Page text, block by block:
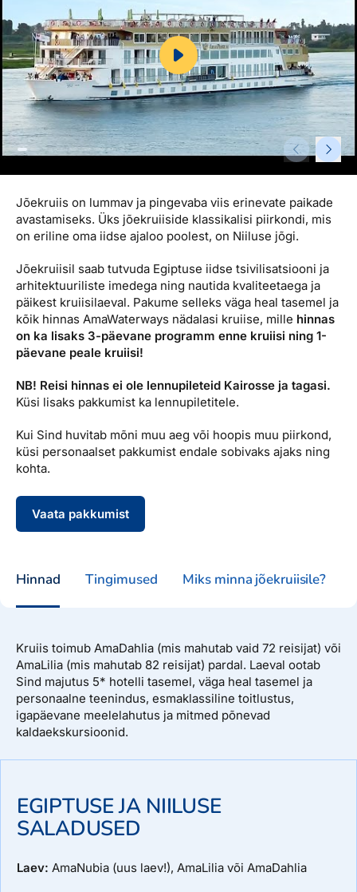
Reisitarvete e-pood
Airalo eSIM
Reisija meelespea
Kuldkaart
Platinum Club
Püsisoodustused
Boonuspunktid
Meist
Ettevõttest, kontaktid, reisikonsultandi teenus, tule
tööle, uudised...
Ettevõttest
Kontaktid
Reisikonsultandi teenus
Uudised
Jõekruiis on lummav ja pingevaba viis erinevate paikade
avastamiseks. Üks jõekruiiside klassikalisi piirkondi, mis
on eriline oma iidse ajaloo poolest, on Niiluse jõgi.
Jõekruiisil saab tutvuda Egiptuse iidse tsivilisatsiooni ja
arhitektuuriliste imedega ning nautida kvaliteetaega ja
päikest kruiisilaeval. Pakume selleks väga heal tasemel ja
kõik hinnas AmaWaterways nädalasi kruiise, mille hinnas
on ka lisaks 3-päevane programm enne kruiisi ning 1-
päevane peale kruiisi!
NB! Reisi hinnas ei ole lennupileteid Kairosse ja tagasi.
Küsi lisaks pakkumist ka lennupiletitele.
Kui Sind huvitab mõni muu aeg või hoopis muu piirkond,
küsi personaalset pakkumist endale sobivaks ajaks ning
kohta.
Vaata pakkumist
Hinnad Tingimused Miks minna jõekruiisile?
Kruiis toimub AmaDahlia (mis mahutab vaid 72 reisijat) või
AmaLilia (mis mahutab 82 reisijat) pardal. Laeval ootab
Sind majutus 5* hotelli tasemel, väga heal tasemel ja
personaalne teenindus, esmaklassiline toitlustus,
igapäevane meelelahutus ja mitmed põnevad
kaldaekskursioonid.
EGIPTUSE JA NIILUSE
SALADUSED
Laev: AmaNubia (uus laev!), AmaLilia või AmaDahlia